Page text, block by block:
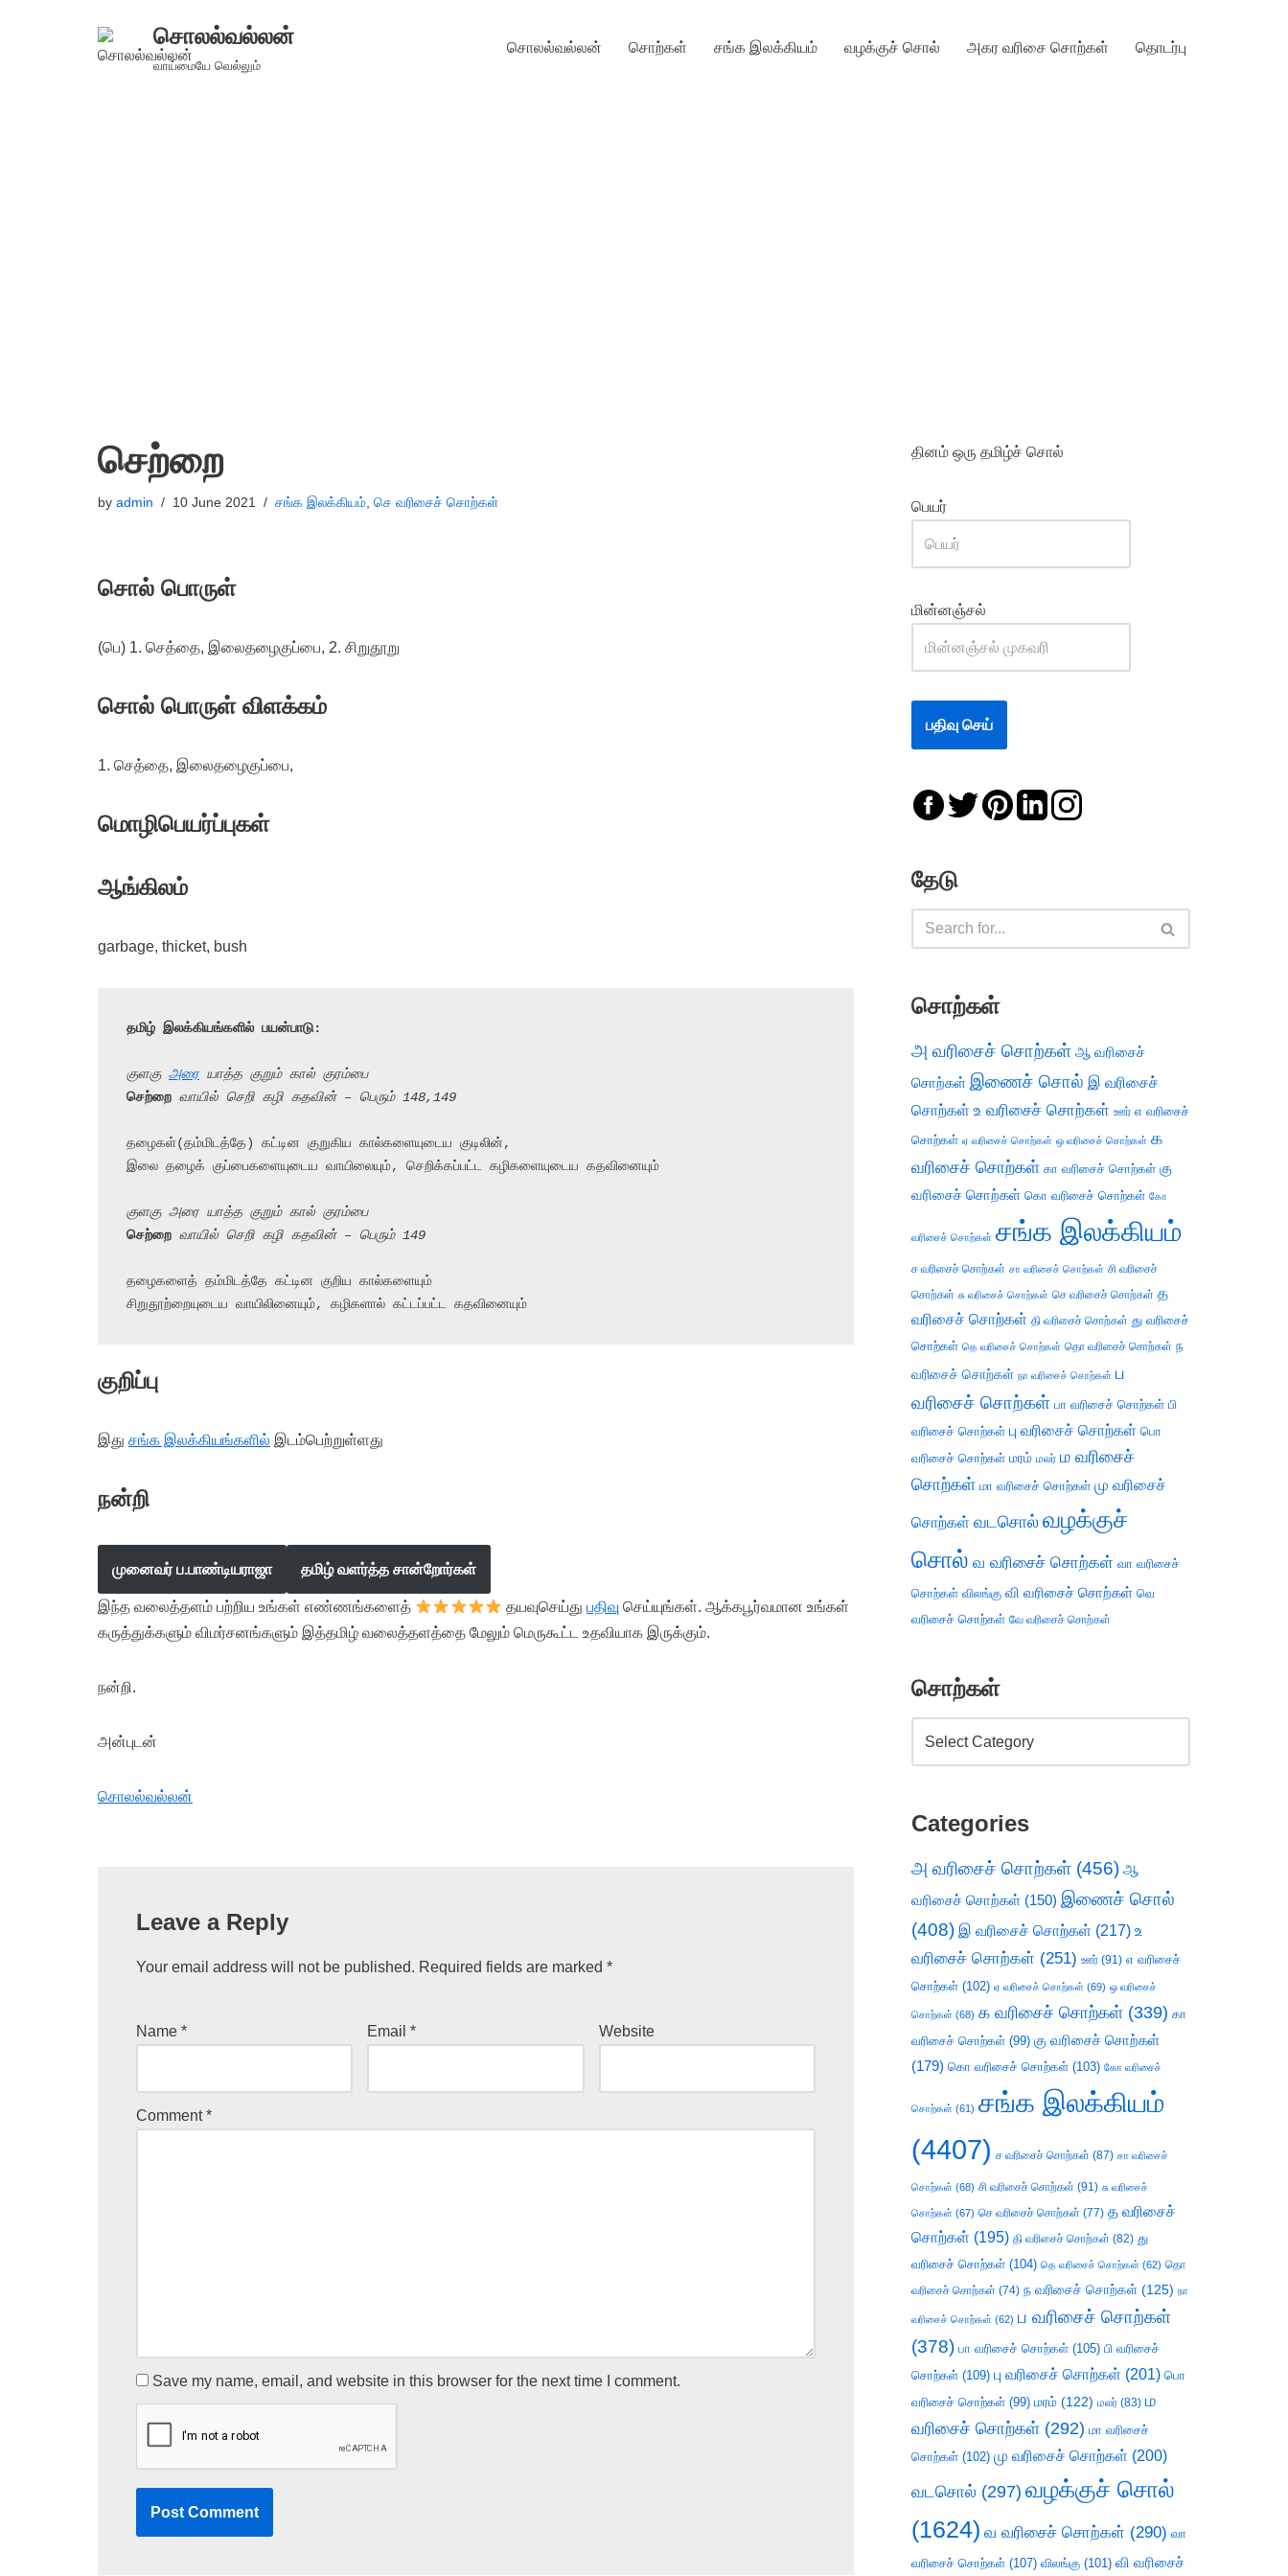
சொலல்வல்லன்
வாய்மையே வெல்லும்
சொலல்வல்லன் சொற்கள் சங்க இலக்கியம் வழக்குச் சொல் அகர வரிசை சொற்கள் தொடர்பு
செற்றை
by admin 10 June 2021 சங்க இலக்கியம் செ வரிசைச் சொற்கள்
சொல் பொருள்
(பெ) 1. செத்தை, இலைதழைகுப்பை, 2. சிறுதூறு
சொல் பொருள் விளக்கம்
1. செத்தை, இலைதழைகுப்பை,
மொழிபெயர்ப்புகள்
ஆங்கிலம்
garbage, thicket, bush
தமிழ் இலக்கியங்களில் பயன்பாடு:
குளகு அரை யாத்த குறும் கால் குரம்பை
செற்றை வாயில் செறி கழி கதவின் – பெரும் 148,149
தழைகள்(தம்மிடத்தே) கட்டின குறுகிய கால்களையுடைய குடிலின்,
இலை தழைக் குப்பைகளையுடைய வாயிலையும், செறிக்கப்பட்ட கழிகளையுடைய கதவினையும்
குளகு அரை யாத்த குறும் கால் குரம்பை
செற்றை வாயில் செறி கழி கதவின் – பெரும் 149
தழைகளைத் தம்மிடத்தே கட்டின குறிய கால்களையும்
சிறுதூற்றையுடைய வாயிலினையும், கழிகளால் கட்டப்பட்ட கதவினையும்
குறிப்பு
இது சங்க இலக்கியங்களில் இடம்பெற்றுள்ளது
நன்றி
முனைவர் ப.பாண்டியராஜா தமிழ் வளர்த்த சான்றோர்கள்
இந்த வலைத்தளம் பற்றிய உங்கள் எண்ணங்களைத் தயவுசெய்துபதிவு செய்யுங்கள். ஆக்கபூர்வமான உங்கள்
கருத்துக்களும் விமர்சனங்களும் இத்தமிழ் வலைத்தளத்தை மேலும் மெருகூட்ட உதவியாக இருக்கும்.
நன்றி.
அன்புடன்
சொலல்வல்லன்
Leave a Reply
Your email address will not be published. Required fields are marked *
Name * Email* Website
Comment*
Save my name, email, and website in this browser for the next time I comment.
தினம் ஒரு தமிழ்ச் சொல்
பெயர்
மின்னஞ்சல்
தேடு
சொற்கள்
அ வரிசைச் சொற்கள் ஆ வரிசைச்
சொற்கள் இணைச் சொல் இ வரிசைச்
சொற்கள் உ வரிசைச் சொற்கள் ஊர் எ வரிசைச்
சொற்கள் ஏ வரிசைச் சொற்கள் ஒ வரிசைச் சொற்கள் க
வரிசைச் சொற்கள் கா வரிசைச் சொற்கள் கு
வரிசைச் சொற்கள் கொ வரிசைச் சொற்கள் கோ
வரிசைச் சொற்கள் சங்க இலக்கியம்
ச வரிசைச் சொற்கள் சா வரிசைச் சொற்கள் சி வரிசைச்
சொற்கள் சு வரிசைச் சொற்கள் செ வரிசைச் சொற்கள் த
வரிசைச் சொற்கள் தி வரிசைச் சொற்கள் து வரிசைச்
சொற்கள் தெ வரிசைச் சொற்கள் தொ வரிசைச் சொற்கள் ந
வரிசைச் சொற்கள் நா வரிசைச் சொற்கள் ப
வரிசைச் சொற்கள் பா வரிசைச் சொற்கள் பி
வரிசைச் சொற்கள் பு வரிசைச் சொற்கள் பொ
வரிசைச் சொற்கள் மரம் மலர் ம வரிசைச்
சொற்கள் மா வரிசைச் சொற்கள் மு வரிசைச்
சொற்கள் வடசொல் வழக்குச்
சொல் வ வரிசைச் சொற்கள் வா வரிசைச்
சொற்கள் விலங்கு வி வரிசைச் சொற்கள் வெ
வரிசைச் சொற்கள் வே வரிசைச் சொற்கள்
சொற்கள்
Categories
அ வரிசைச் சொற்கள் (456) ஆ
வரிசைச் சொற்கள் (150) இணைச் சொல்
(408) இ வரிசைச் சொற்கள் (217) உ
வரிசைச் சொற்கள் (251) ஊர் (91) எ வரிசைச்
சொற்கள் (102) ஏ வரிசைச் சொற்கள் (69) ஒ வரிசைச்
சொற்கள் (68) க வரிசைச் சொற்கள் (339) கா
வரிசைச் சொற்கள் (99) கு வரிசைச் சொற்கள்
(179) கொ வரிசைச் சொற்கள் (103) கோ வரிசைச்
சொற்கள் (61) சங்க இலக்கியம்
(4407) ச வரிசைச் சொற்கள் (87) சா வரிசைச்
சொற்கள் (68) சி வரிசைச் சொற்கள் (91) சு வரிசைச்
சொற்கள் (67) செ வரிசைச் சொற்கள் (77) த வரிசைச்
சொற்கள் (195) தி வரிசைச் சொற்கள் (82) து
வரிசைச் சொற்கள் (104) தெ வரிசைச் சொற்கள் (62) தொ
வரிசைச் சொற்கள் (74) ந வரிசைச் சொற்கள் (125) நா
வரிசைச் சொற்கள் (62) ப வரிசைச் சொற்கள்
(378) பா வரிசைச் சொற்கள் (105) பி வரிசைச்
சொற்கள் (109) பு வரிசைச் சொற்கள் (201) பொ
வரிசைச் சொற்கள் (99) மரம் (122) மலர் (83) ம
வரிசைச் சொற்கள் (292) மா வரிசைச்
சொற்கள் (102) மு வரிசைச் சொற்கள் (200)
வடசொல் (297) வழக்குச் சொல்
(1624) வ வரிசைச் சொற்கள் (290) வா
வரிசைச் சொற்கள் (107) விலங்கு (101) வி வரிசைச்